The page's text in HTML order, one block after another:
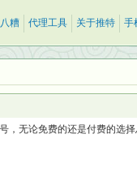
糟 代理工具 关于推特 手
，无论免费的还是付费的选